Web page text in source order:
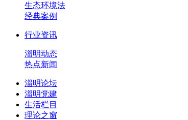
生态环境法
经典案例
行业资讯
淄明动态
热点新闻
淄明论坛
淄明党建
生活栏目
理论之窗